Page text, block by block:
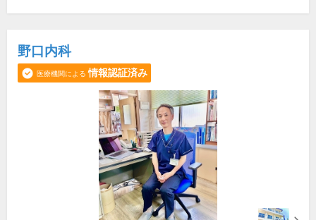
野口内科
医療機関による 情報認証済み